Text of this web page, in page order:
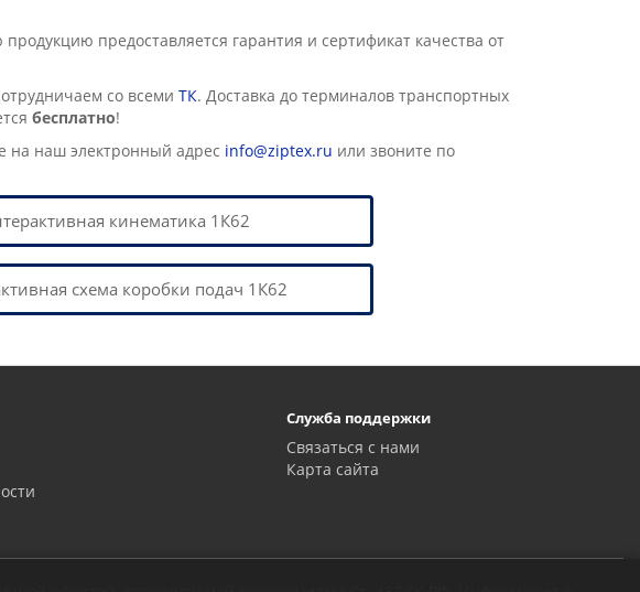
предоставляется гарантия и сертификат качества от
со всеми ТК. Доставка до терминалов транспортных
бесплатно!
наш электронный адрес info@ziptex.ru или звоните по
кинематика 1К62
схема коробки подач 1К62
Служба поддержки
Связаться с нами
Карта сайта